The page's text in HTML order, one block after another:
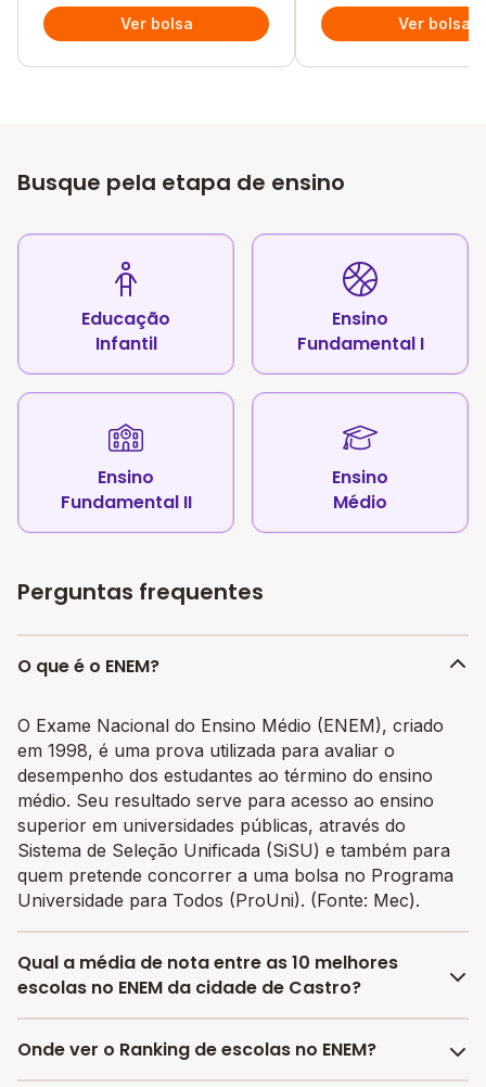
Ver bolsa Ver bolsa
Busque pela etapa de ensino
Educação
Infantil
Ensino
Fundamental I
Ensino
Fundamental II
Ensino
Médio
Perguntas frequentes
O que é o ENEM?
O Exame Nacional do Ensino Médio (ENEM), criado
em 1998, é uma prova utilizada para avaliar o
desempenho dos estudantes ao término do ensino
médio. Seu resultado serve para acesso ao ensino
superior em universidades públicas, através do
Sistema de Seleção Unificada (SiSU) e também para
quem pretende concorrer a uma bolsa no Programa
Universidade para Todos (ProUni). (Fonte: Mec).
Qual a média de nota entre as 10 melhores
escolas no ENEM da cidade de Castro?
A média de nota no ENEM entre as melhores escolas
Onde ver o Ranking de escolas no ENEM?